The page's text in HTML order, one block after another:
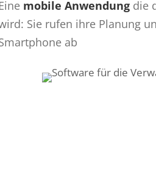
mobile Anwendung die
Sie rufen ihre Planung
ab